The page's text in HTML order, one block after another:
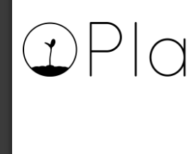
BioBizz Light-Mix 20 L